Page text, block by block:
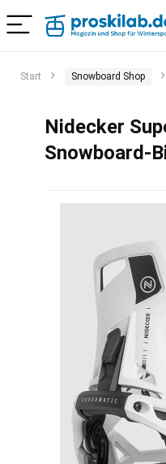
Start Snowboard Shop
Nidecker
Snowboard-